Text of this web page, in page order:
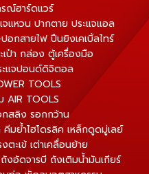
ณ์ฮาร์ดแวร์
จแหวน ปากตาย ประแจแอล
อกสายไฟ ปืนยิงเคเบิ้ลไทร์
ป๋า กล่อง ตู้เครื่องมือ
ะแจปอนด์ดิจิตอล
TOOLS
AIR TOOLS
กสลิง รอกกว้าน
คีมย้ำไฮโดรลิค เหล็กดูดมู่เลย์
ตะเข้ เต่าเคลื่อนย้าย
งอัดจารบี ถังเติมน้ำมันเกียร์